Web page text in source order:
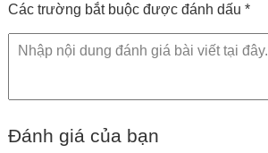
Các trường bắt buộc được đánh dấu *
Đánh giá của bạn